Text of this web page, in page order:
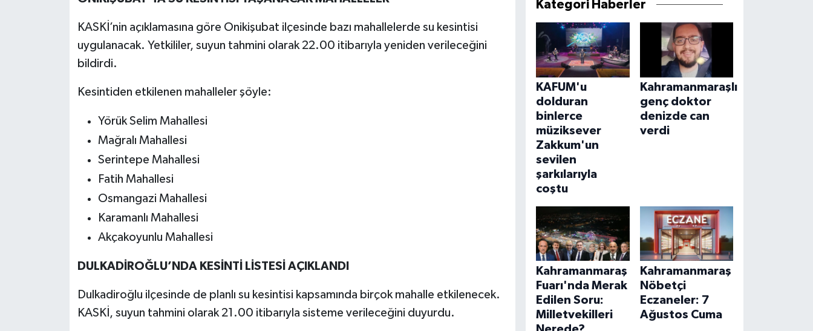
KASKİ’nin açıklamasına göre Onikişubat ilçesinde bazı mahallelerde su kesintisi
uygulanacak. Yetkililer, suyun tahmini olarak 22.00 itibarıyla yeniden verileceğini
bildirdi.
Kesintiden etkilenen mahalleler şöyle:
Yörük Selim Mahallesi
Mağralı Mahallesi
Serintepe Mahallesi
Fatih Mahallesi
Osmangazi Mahallesi
Karamanlı Mahallesi
Akçakoyunlu Mahallesi
DULKADİROĞLU’NDA KESİNTİ LİSTESİ AÇIKLANDI
Dulkadiroğlu ilçesinde de planlı su kesintisi kapsamında birçok mahalle etkilenecek.
KASKİ, suyun tahmini olarak 21.00 itibarıyla sisteme verileceğini duyurdu.
Kategori Haberler
KAFUM'u
dolduran
binlerce
müziksever
Zakkum'un
sevilen
şarkılarıyla
coştu
Kahramanmaraşlı
genç doktor
denizde can
verdi
Kahramanmaraş
Fuarı'nda Merak
Edilen Soru:
Milletvekilleri
Kahramanmaraş
Nöbetçi
Eczaneler: 7
Ağustos Cuma